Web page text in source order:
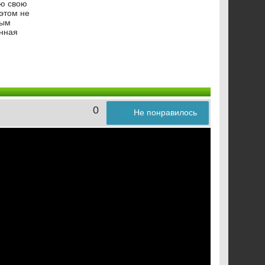
свою
не
0 Не понравилось